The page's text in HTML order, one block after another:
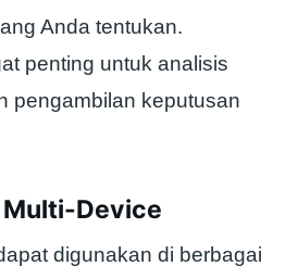
Anda tentukan.
penting untuk analisis
pengambilan keputusan
Multi-Device
digunakan di berbagai